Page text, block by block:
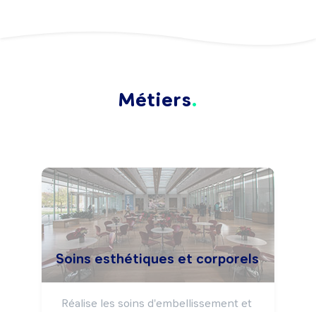
Métiers
Soins esthétiques et corporels
Réalise les soins d'embellissement et